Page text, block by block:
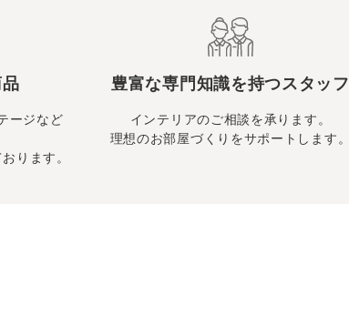
ージなど
ります。
豊富な専門知識を持つスタッフ
インテリアのご相談を承ります。
理想のお部屋づくりをサポートします。